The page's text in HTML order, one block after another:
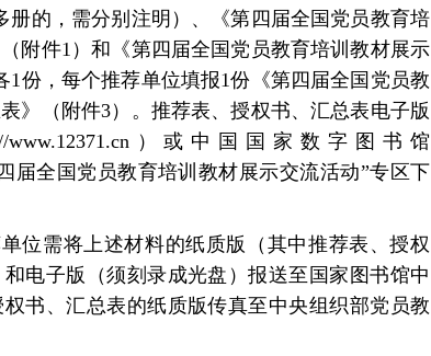
册的，需分别注明）、《第四届全国党员教育培
附件1）和《第四届全国党员教育培训教材展示
1份，每个推荐单位填报1份《第四届全国党员教
》（附件3）。推荐表、授权书、汇总表电子版
）或中国国家数字图书馆
届全国党员教育培训教材展示交流活动”专区下
位需将上述材料的纸质版（其中推荐表、授权
电子版（须刻录成光盘）报送至国家图书馆中
书、汇总表的纸质版传真至中央组织部党员教